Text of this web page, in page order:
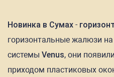
Новинка в Сумах -
горизонтальные жалюзи
системы Venus, они
приходом пластиковых